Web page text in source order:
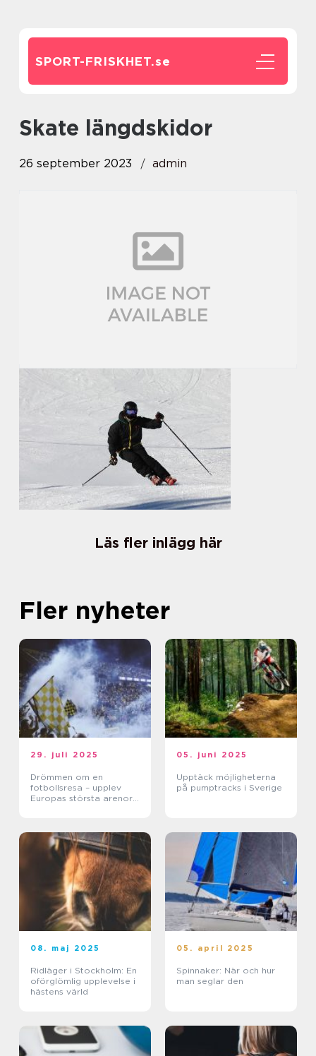
SPORT-FRISKHET.se
skate längdskidor
26 september 2023 admin
Läs fler inlägg här
Fler nyheter
29. juli 2025
Drömmen om en
fotbollsresa – upplev
Europas största arenor
05. juni 2025
Upptäck möjligheterna
på pumptracks i Sverige
08. maj 2025
Ridläger i Stockholm: En
oförglömlig upplevelse i
hästens värld
05. april 2025
Spinnaker: När och hur
man seglar den